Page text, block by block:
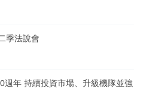
季法說會
週年 持續投資市場、升級機隊並強